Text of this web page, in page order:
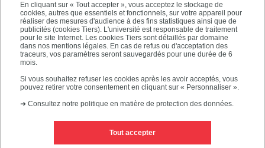
En cliquant sur « Tout accepter », vous acceptez le stockage de
cookies, autres que essentiels et fonctionnels, sur votre appareil pour
réaliser des mesures d'audience à des fins statistiques ainsi que de
publicités (cookies Tiers). L'université est responsable de traitement
pour le site Internet. Les cookies Tiers sont détaillés par domaine
dans nos mentions légales. En cas de refus ou d'acceptation des
traceurs, vos paramètres seront sauvegardés pour une durée de 6
mois.
Si vous souhaitez refuser les cookies après les avoir acceptés, vous
pouvez retirer votre consentement en cliquant sur « Personnaliser ».
➜ Consultez notre politique en matière de protection des données.
Tout accepter
ACCÈS RAPIDES
SUIVEZ-NOUS